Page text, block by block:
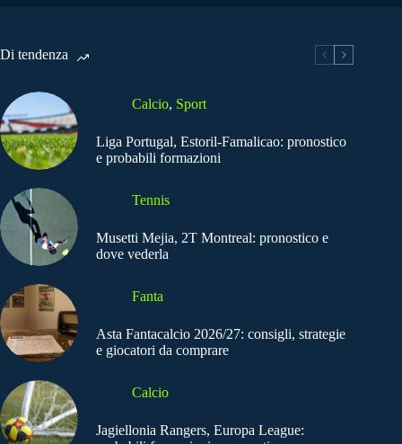
Di tendenza
Calcio, Sport
Liga Portugal, Estoril-Famalicao: pronostico
e probabili formazioni
Tennis
Musetti Mejia, 2T Montreal: pronostico e
dove vederla
Fanta
Asta Fantacalcio 2026/27: consigli, strategie
e giocatori da comprare
Calcio
Jagiellonia Rangers, Europa League: